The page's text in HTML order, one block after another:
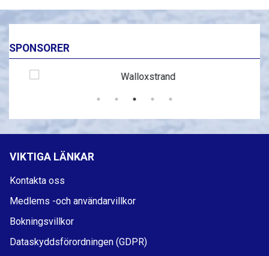
SPONSORER
VIKTIGA LÄNKAR
Kontakta oss
Medlems -och användarvillkor
Bokningsvillkor
Dataskyddsförordningen (GDPR)